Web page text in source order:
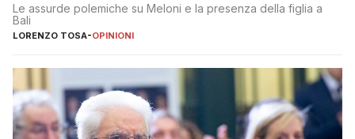
Le assurde polemiche su Meloni e la presenza della figlia a
Bali
LORENZO TOSA-OPINIONI